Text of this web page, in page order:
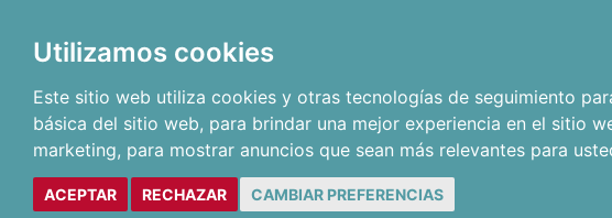
Utilizamos cookies
Este sitio web utiliza cookies y otras tecnologías de seguimiento
básica del sitio web, para brindar una mejor experiencia en el sitio
marketing, para mostrar anuncios que sean más relevantes para
ACEPTAR RECHAZAR CAMBIAR PREFERENCIAS